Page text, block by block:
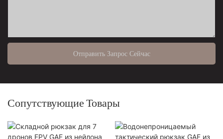
Отправить Запрос Сейчас
Сопутствующие Товары